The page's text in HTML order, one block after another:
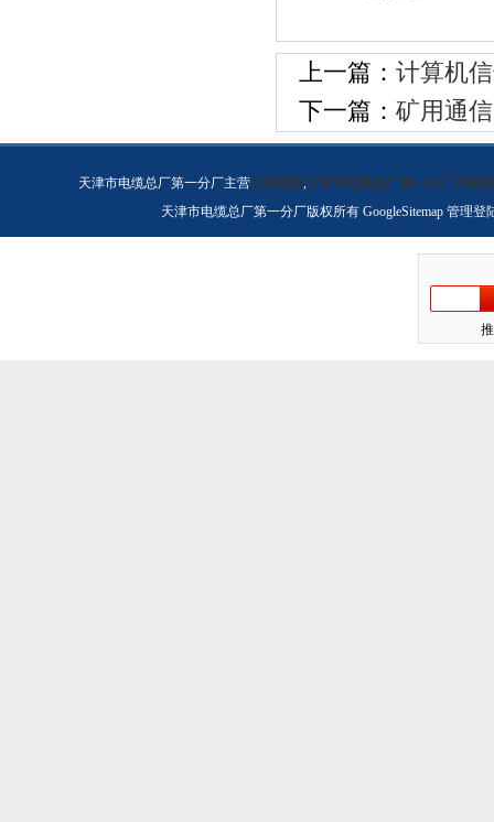
上一篇： 计算机
下一篇： 矿用通
天津市电缆总厂第一分厂主营天联电缆,天津市电缆总厂第一分厂天联电
天津市电缆总厂第一分厂版权所有 GoogleSitemap 管理登